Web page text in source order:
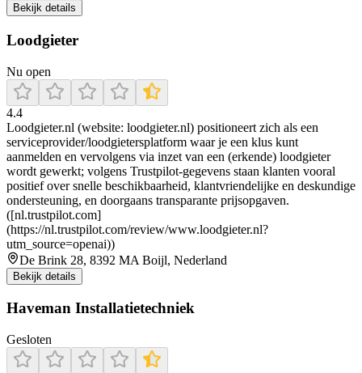
Bekijk details
Loodgieter
Nu open
4.4
Loodgieter.nl (website: loodgieter.nl) positioneert zich als een
serviceprovider/loodgietersplatform waar je een klus kunt
aanmelden en vervolgens via inzet van een (erkende) loodgieter
wordt gewerkt; volgens Trustpilot-gegevens staan klanten vooral
positief over snelle beschikbaarheid, klantvriendelijke en deskundige
ondersteuning, en doorgaans transparante prijsopgaven.
([nl.trustpilot.com]
(https://nl.trustpilot.com/review/www.loodgieter.nl?
utm_source=openai))
De Brink 28, 8392 MA Boijl, Nederland
Bekijk details
Haveman Installatietechniek
Gesloten